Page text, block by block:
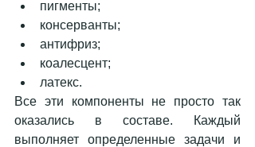
пигменты;
консерванты;
антифриз;
коалесцент;
латекс.
Все эти компоненты не просто так
оказались в составе. Каждый
выполняет определенные задачи и